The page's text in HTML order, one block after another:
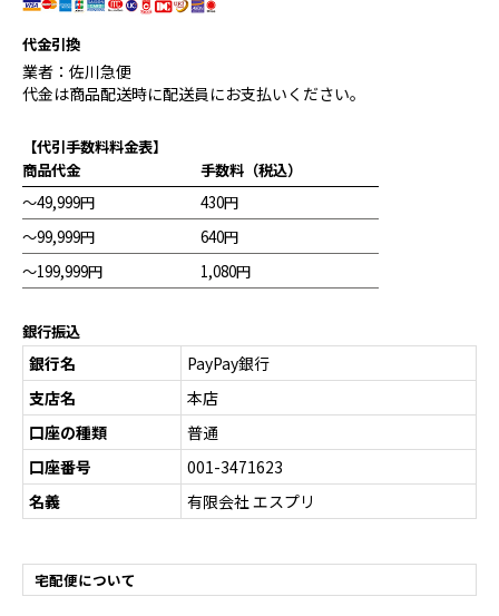
代金引換
業者：佐川急便
代金は商品配送時に配送員にお支払いください。
【代引手数料料金表】
商品代金
～49,999円
～99,999円
～199,999円
手数料（税込）
430円
640円
1,080円
銀行振込
銀行名
PayPay銀行
支店名
本店
口座の種類
普通
口座番号
001-3471623
名義
有限会社 エスプリ
宅配便について